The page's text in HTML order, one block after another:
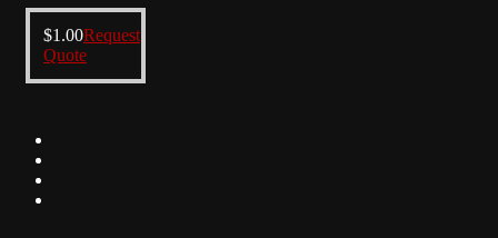
$1.00Request
Quote